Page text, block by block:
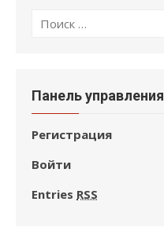
Поиск
Панель управления
Регистрация
Войти
Entries RSS